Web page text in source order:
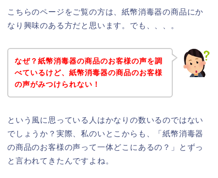
こちらのページをご覧の方は、紙幣消毒器の商品にか
なり興味のある方だと思います。でも、、、。
なぜ？紙幣消毒器の商品のお客様の声を調
べているけど、紙幣消毒器の商品のお客様
の声がみつけられない！
という風に思っている人はかなりの数いるのではない
でしょうか？実際、私のいとこからも、「紙幣消毒器
の商品のお客様の声って一体どこにあるの？」とずっ
と言われてきたんですよね。